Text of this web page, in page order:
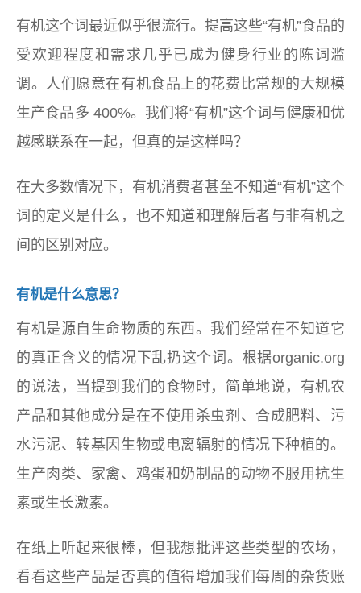
有机这个词最近似乎很流行。提高这些“有机”食品的
受欢迎程度和需求几乎已成为健身行业的陈词滥
调。人们愿意在有机食品上的花费比常规的大规模
生产食品多 400%。我们将“有机”这个词与健康和优
越感联系在一起，但真的是这样吗？
在大多数情况下，有机消费者甚至不知道“有机”这个
词的定义是什么，也不知道和理解后者与非有机之
间的区别对应。
有机是什么意思？
有机是源自生命物质的东西。我们经常在不知道它
的真正含义的情况下乱扔这个词。根据organic.org
的说法，当提到我们的食物时，简单地说，有机农
产品和其他成分是在不使用杀虫剂、合成肥料、污
水污泥、转基因生物或电离辐射的情况下种植的。
生产肉类、家禽、鸡蛋和奶制品的动物不服用抗生
素或生长激素。
在纸上听起来很棒，但我想批评这些类型的农场，
看看这些产品是否真的值得增加我们每周的杂货账